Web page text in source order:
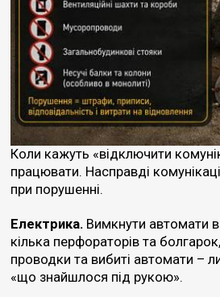
Коли кажуть «відключити
працювати. Насправді
при порушенні.
Електрика. Вимкнути автомати
кілька перфораторів та
проводки та вибиті автомати –
«що знайшлося під рукою».